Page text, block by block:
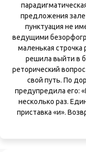
предложения
пунктуация не
ведущими
маленькая строчка
решила выйти в
реторический
свой путь. По
предупредила его:
несколько раз.
приставка «и».